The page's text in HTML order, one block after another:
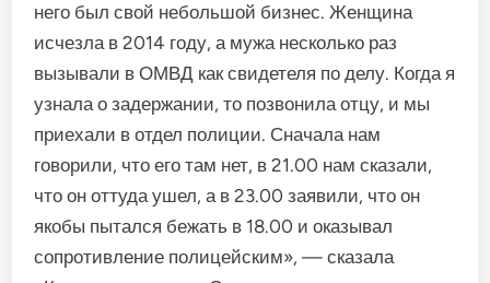
него был свой небольшой бизнес. Женщина
исчезла в 2014 году, а мужа несколько раз
вызывали в ОМВД как свидетеля по делу. Когда я
узнала о задержании, то позвонила отцу, и мы
приехали в отдел полиции. Сначала нам
говорили, что его там нет, в 21.00 нам сказали,
что он оттуда ушел, а в 23.00 заявили, что он
якобы пытался бежать в 18.00 и оказывал
сопротивление полицейским», — сказала